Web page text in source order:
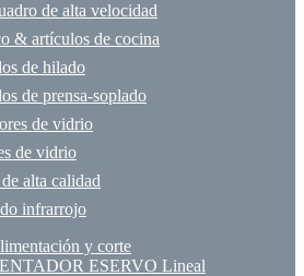
de alta velocidad
& artículos de cocina
de hilado
de prensa-soplado
de vidrio
de vidrio
alta calidad
infrarrojo
y corte
ESERVO Lineal